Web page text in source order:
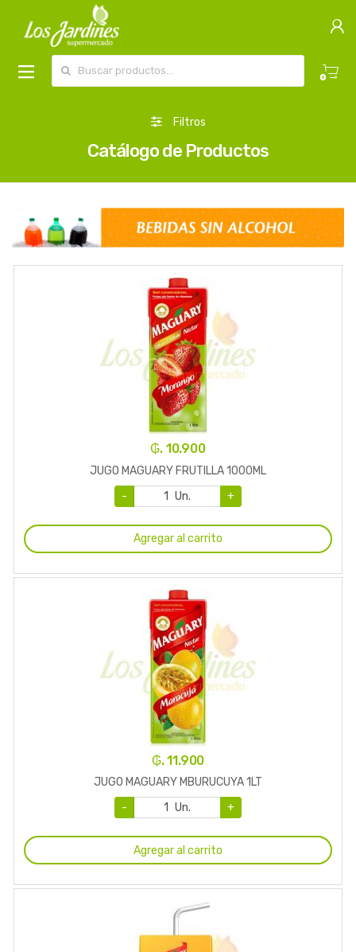
0
Filtros
Catálogo de Productos
₲. 10.900
JUGO MAGUARY FRUTILLA 1000ML
-
Un. +
Agregar al carrito
₲. 11.900
JUGO MAGUARY MBURUCUYA 1LT
-
Un. +
Agregar al carrito